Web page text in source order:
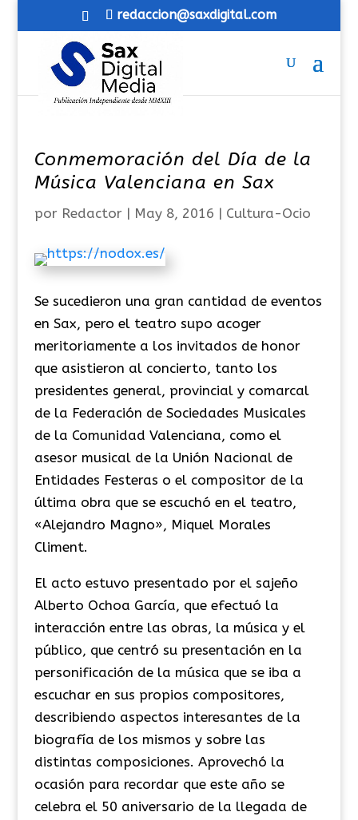
redaccion@saxdigital.com
Conmemoración del Día de la
Música Valenciana en Sax
por Redactor| May 8, 2016 | Cultura-Ocio
Se sucedieron una gran cantidad de eventos
en Sax, pero el teatro supo acoger
meritoriamente a los invitados de honor
que asistieron al concierto, tanto los
presidentes general, provincial y comarcal
de la Federación de Sociedades Musicales
de la Comunidad Valenciana, como el
asesor musical de la Unión Nacional de
Entidades Festeras o el compositor de la
última obra que se escuchó en el teatro,
«Alejandro Magno», Miquel Morales
Climent.
El acto estuvo presentado por el sajeño
Alberto Ochoa García, que efectuó la
interacción entre las obras, la música y el
público, que centró su presentación en la
personificación de la música que se iba a
escuchar en sus propios compositores,
describiendo aspectos interesantes de la
biografía de los mismos y sobre las
distintas composiciones. Aprovechó la
ocasión para recordar que este año se
celebra el 50 aniversario de la llegada de